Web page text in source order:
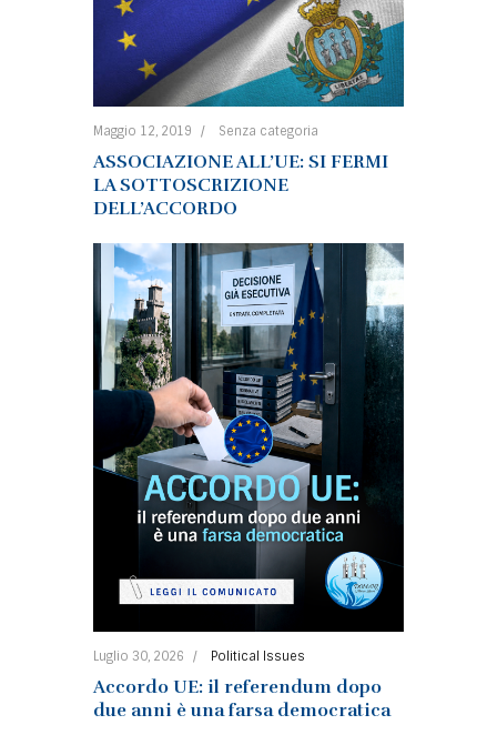
Maggio 12, 2019 Senza categoria
ASSOCIAZIONE ALL’UE: SI FERMI
LA SOTTOSCRIZIONE
DELL’ACCORDO
Luglio 30, 2026 Political Issues
Accordo UE: il referendum dopo
due anni è una farsa democratica